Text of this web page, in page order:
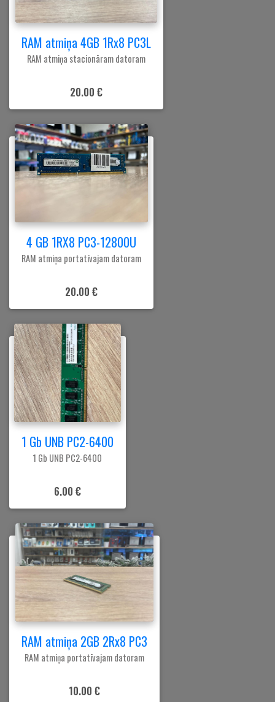
RAM atmiņa 4GB 1Rx8 PC3L
RAM atmiņa stacionāram datoram
20.00 €
4 GB 1RX8 PC3-12800U
RAM atmiņa portatīvajam datoram
20.00 €
1 Gb UNB PC2-6400
1 Gb UNB PC2-6400
6.00 €
RAM atmiņa 2GB 2Rx8 PC3
RAM atmiņa portatīvajam datoram
10.00 €